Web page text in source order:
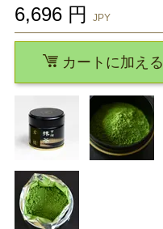
6,696円 JPY
カートに加える